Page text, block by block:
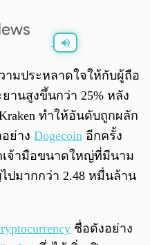
0:00/ 0:00
ามประหลาดใจให้กับผู้ถือ
านสูงขึ้นกว่า 25% หลัง
ทำให้อันดับถูกผลัก
ย่าง Dogecoin อีกครั้ง
จ้ามือขนาดใหญ่ที่มีนาม
ปมากกว่า 2.48 หมื่นล้าน
ชื่อดังอย่าง